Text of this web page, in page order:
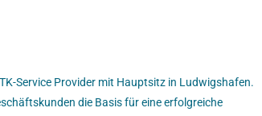
Service Provider mit Hauptsitz in Ludwigshafen.
die Basis für eine erfolgreiche